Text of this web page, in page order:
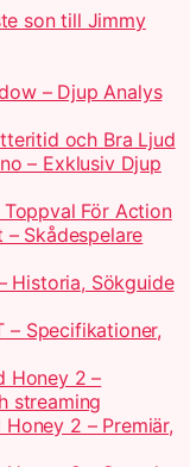
son till Jimmy
– Djup Analys
och Bra Ljud
– Exklusiv Djup
För Action
Skådespelare
Historia, Sökguide
– Specifikationer,
Honey 2 –
streaming
2 – Premiär,